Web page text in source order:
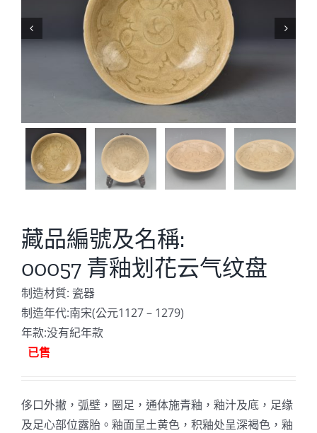
 
藏品編號及名稱:
00057 青釉划花云气纹盘
制造材質: 瓷器
制造年代:南宋(公元1127 – 1279)
年款:没有紀年款
已售
侈口外撇，弧壁，圈足，通体施青釉，釉汁及底，足缘
及足心部位露胎。釉面呈土黄色，积釉处呈深褐色，釉